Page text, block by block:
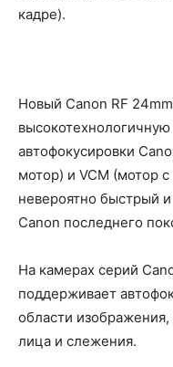
кадре).
Новый Canon RF
автофокусировки
мотор) и VCM (мотор
невероятно быстрый
Canon последнего
На камерах серий
поддерживает
области
лица и слежения.